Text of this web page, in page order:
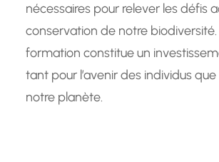
nécessaires pour relever les défis
conservation de notre
formation constitue un
tant pour l’avenir des individus
notre planète.